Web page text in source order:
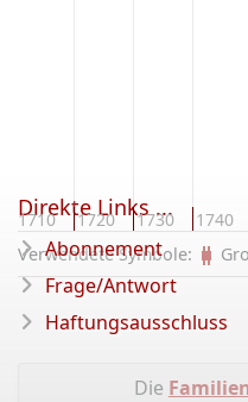
1710 1720 1730 1740
Verwendete Symbole:
Die
Direkte Links ...
Abonnement
Frage/Antwort
Haftungsausschluss